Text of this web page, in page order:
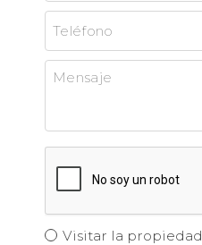
Visitar la propiedad